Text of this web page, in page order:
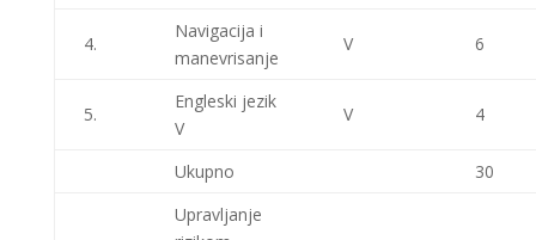
4.
Navigacija i
manevrisanje
V 6
5.
Engleski jezik
V
V 4
Ukupno
30
Upravljanje